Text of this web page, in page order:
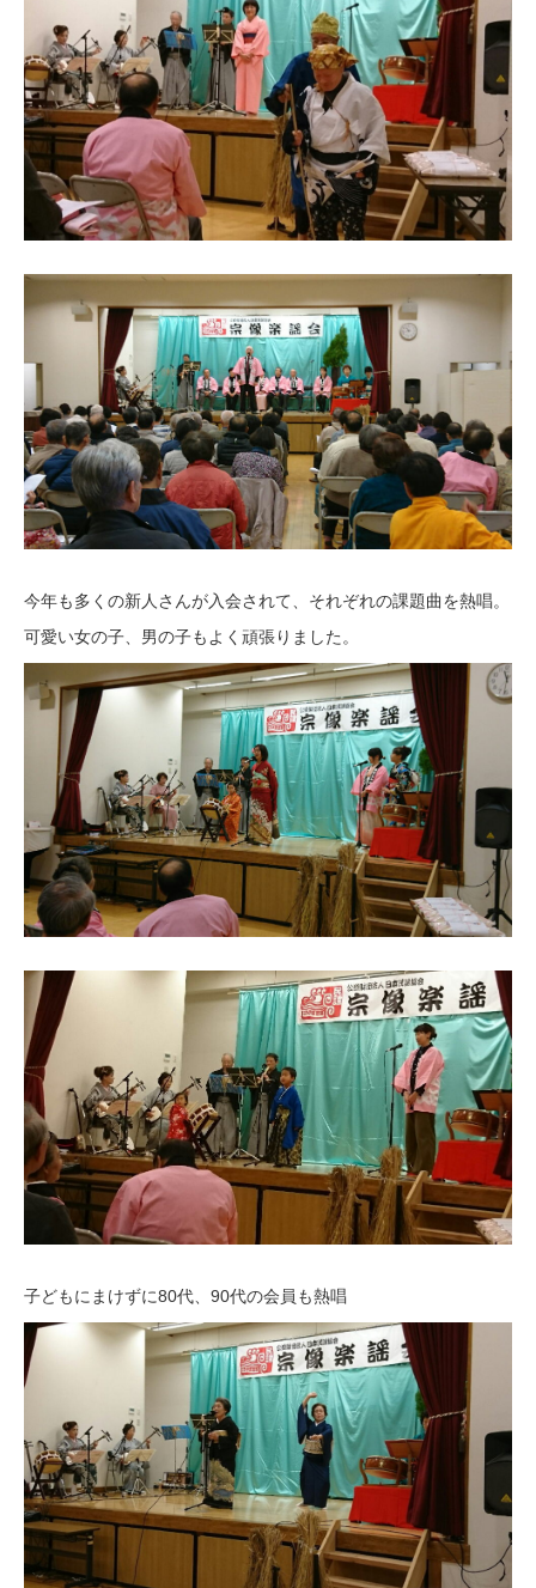
今年も多くの新人さんが入会されて、それぞれの課題曲を熱唱。
可愛い女の子、男の子もよく頑張りました。
子どもにまけずに80代、90代の会員も熱唱